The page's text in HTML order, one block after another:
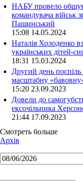
НАБУ провело
командувача військ
Пашинський
15:08 14.05.2024
Наталія Холоденко
українських дітей-
18:31 15.03.2024
Другий день
масштабну
15:20 23.09.2023
Довели до
ексочільника
21:44 17.09.2023
Смотреть больше
Архів